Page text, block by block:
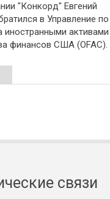
"Конкорд" Евгений
в Управление по
иностранными активами
финансов США (OFAC).
связи